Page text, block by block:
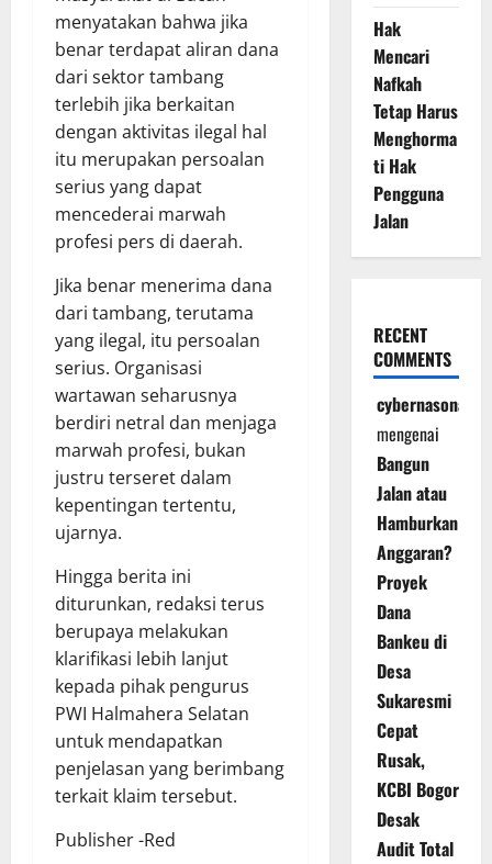
menyatakan bahwa jika
benar terdapat aliran dana
dari sektor tambang
terlebih jika berkaitan
dengan aktivitas ilegal hal
itu merupakan persoalan
serius yang dapat
mencederai marwah
profesi pers di daerah.
Jika benar menerima dana
dari tambang, terutama
yang ilegal, itu persoalan
serius. Organisasi
wartawan seharusnya
berdiri netral dan menjaga
marwah profesi, bukan
justru terseret dalam
kepentingan tertentu,
ujarnya.
Hingga berita ini
diturunkan, redaksi terus
berupaya melakukan
klarifikasi lebih lanjut
kepada pihak pengurus
PWI Halmahera Selatan
untuk mendapatkan
penjelasan yang berimbang
terkait klaim tersebut.
Publisher -Red
Hak
Mencari
Nafkah
Tetap Harus
Menghorma
ti Hak
Pengguna
Jalan
RECENT
COMMENTS
cybernasonal
mengenai
Bangun
Jalan atau
Hamburkan
Anggaran?
Proyek
Dana
Bankeu di
Desa
Sukaresmi
Cepat
Rusak,
KCBI Bogor
Desak
Audit Total